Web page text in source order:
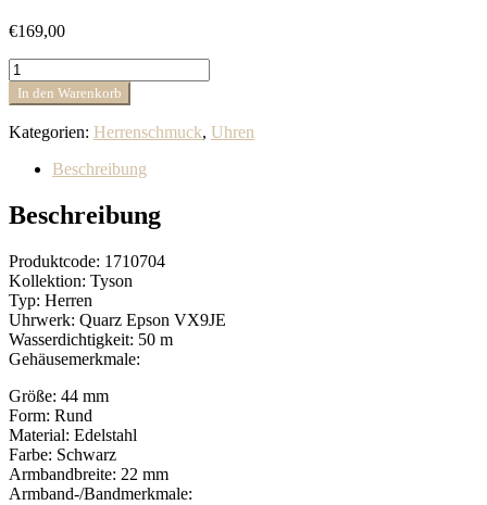
€169,00
Tommy
Hilfiger
Herrenuhr
Tyson
1710704
Menge
In den Warenkorb
Kategorien: Herrenschmuck, Uhren
Beschreibung
Beschreibung
Produktcode: 1710704
Kollektion: Tyson
Typ: Herren
Uhrwerk: Quarz Epson VX9JE
Wasserdichtigkeit: 50 m
Gehäusemerkmale:
Größe: 44 mm
Form: Rund
Material: Edelstahl
Farbe: Schwarz
Armbandbreite: 22 mm
Armband-/Bandmerkmale: